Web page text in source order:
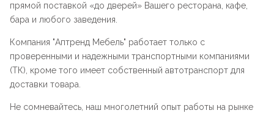
прямой поставкой «до дверей» Вашего ресторана, кафе,
бара и любого заведения.
Компания "Аптренд Мебель" работает только с
проверенными и надежными транспортными компаниями
(ТК), кроме того имеет собственный автотранспорт для
доставки товара.
Не сомневайтесь, наш многолетний опыт работы на рынке